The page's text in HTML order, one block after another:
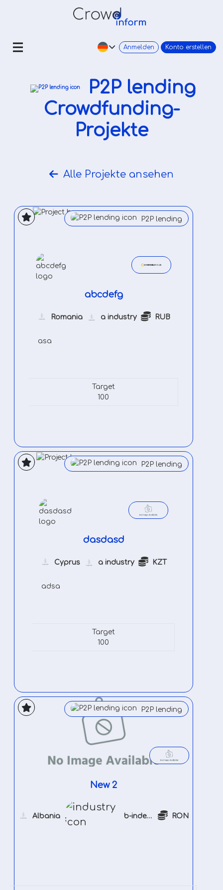
Anmelden Konto erstellen
P2P lending
Crowdfunding-
Projekte
Alle Projekte ansehen
P2P lending
abcdefg
Romania a industry RUB
asa
Target
100
P2P lending
dasdasd
Cyprus a industry KZT
adsa
Target
100
P2P lending
New 2
Albania b-indeustry RON